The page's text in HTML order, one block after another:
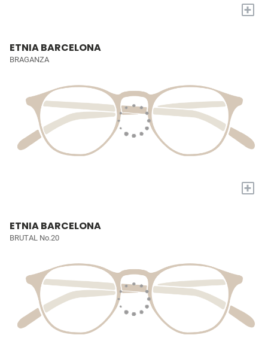
+
ETNIA BARCELONA
BRAGANZA
+
ETNIA BARCELONA
BRUTAL No.20